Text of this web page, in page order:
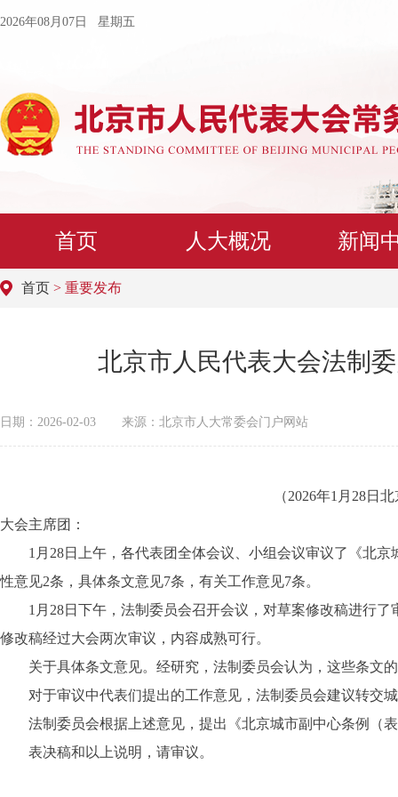
2026年08月07日 星期五
首页 人大概况 新闻
首页 > 重要发布
北京市人民代表大会法制
日期：2026-02-03 来源：北京市人大常委会门户网站
（2026年1月28日
大会主席团：
1月28日上午，各代表团全体会议、小组会议审议了《北京
性意见2条，具体条文意见7条，有关工作意见7条。
1月28日下午，法制委员会召开会议，对草案修改稿进行了
修改稿经过大会两次审议，内容成熟可行。
关于具体条文意见。经研究，法制委员会认为，这些条文的
对于审议中代表们提出的工作意见，法制委员会建议转交
法制委员会根据上述意见，提出《北京城市副中心条例（表
表决稿和以上说明，请审议。